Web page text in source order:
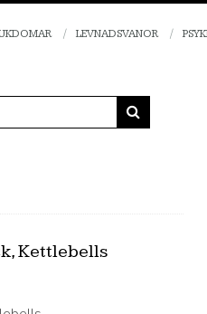
LEVNADSVANOR
Kettlebells